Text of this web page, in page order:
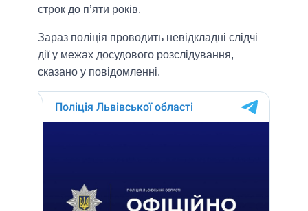
строк до п’яти років.
Зараз поліція проводить невідкладні слідчі
дії у межах досудового розслідування,
сказано у повідомленні.